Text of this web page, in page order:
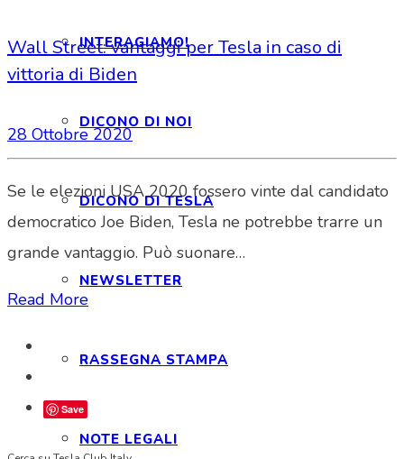
INTERAGIAMO!
DICONO DI NOI
DICONO DI TESLA
NEWSLETTER
RASSEGNA STAMPA
NOTE LEGALI
Wall Street: vantaggi per Tesla in caso di
vittoria di Biden
28 Ottobre 2020
Se le elezioni USA 2020 fossero vinte dal candidato
democratico Joe Biden, Tesla ne potrebbe trarre un
grande vantaggio. Può suonare…
Read More
Save